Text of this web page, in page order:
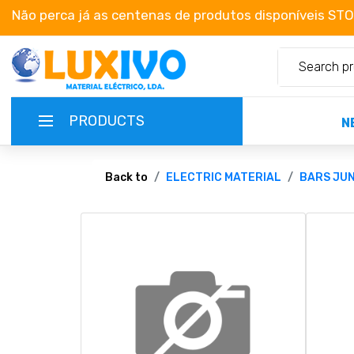
Não perca já as centenas de produtos disponíveis
PRODUCTS
NEW-PRODUCTS
TERMS OF SERVICE
Back to ELECTRIC MATERIAL BARS